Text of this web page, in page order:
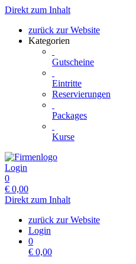
Direkt zum Inhalt
zurück zur Website
Kategorien
Gutscheine
Eintritte
Reservierungen
Packages
Kurse
Login
0
€ 0,00
Direkt zum Inhalt
zurück zur Website
Login
0
€ 0,00